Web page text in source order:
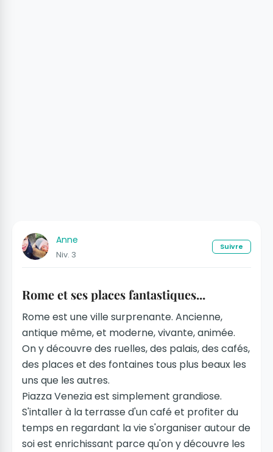
Anne
Niv. 3
Suivre
Rome et ses places fantastiques...
Rome est une ville surprenante. Ancienne,
antique même, et moderne, vivante, animée.
On y découvre des ruelles, des palais, des cafés,
des places et des fontaines tous plus beaux les
uns que les autres.
Piazza Venezia est simplement grandiose.
S'intaller à la terrasse d'un café et profiter du
temps en regardant la vie s'organiser autour de
soi est enrichissant parce qu'on y découvre les